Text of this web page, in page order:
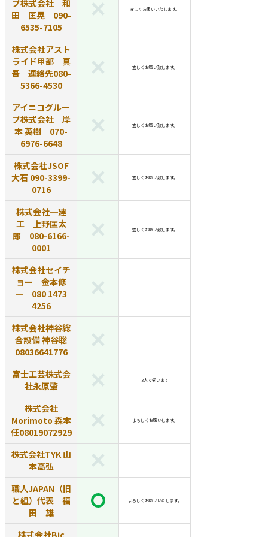
プ株式会社 和
田 匡晃 090-
6535-7105
宜しくお願いいたします。
株式会社アスト
ライド甲部 真
吾 連絡先080-
5366-4530
宜しくお願い致します。
アイニコグルー
プ株式会社 岸
本 英樹 070-
6976-6648
宜しくお願い致します。
株式会社JSOF
大石 090-3399-
0716
宜しくお願い致します。
株式会社一建
工 上野匡太
郎 080-6166-
0001
宜しくお願い致します。
株式会社セイチ
ョー 金本修
一 080 1473
4256
株式会社神谷総
合設備 神谷聡
08036641776
富士工芸株式会
社永原肇
3人で伺います
株式会社
Morimoto 森本
任08019072929
よろしくお願いします。
株式会社TYK 山
本高弘
職人JAPAN（旧
と組）代表 福
田 雄
よろしくお願いいたします。
株式会社Bic